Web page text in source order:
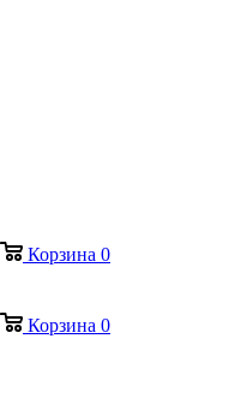
Корзина 0
Корзина 0